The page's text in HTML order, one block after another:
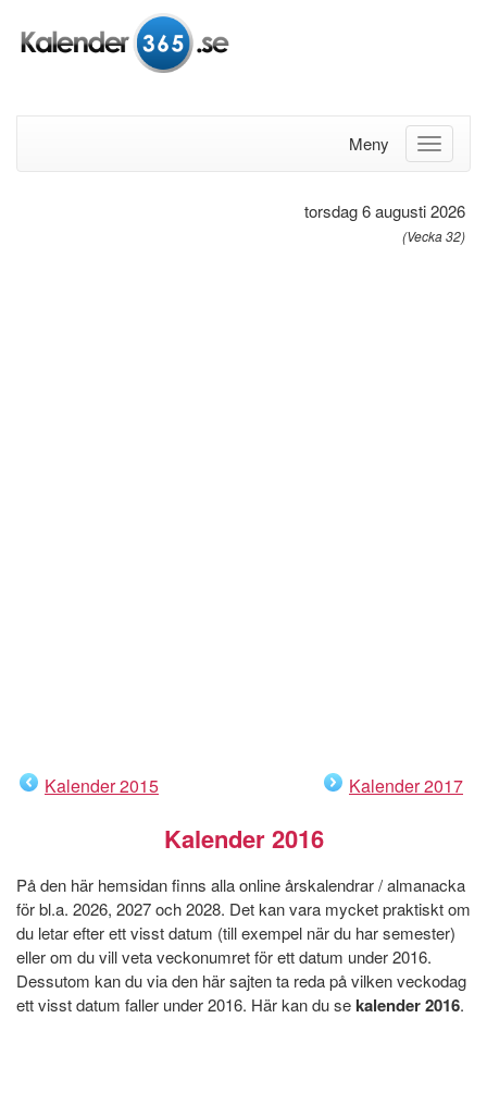
Meny
torsdag 6 augusti 2026
(Vecka 32)
Kalender 2015 Kalender 2017
Kalender 2016
På den här hemsidan finns alla online årskalendrar / almanacka
för bl.a. 2026, 2027 och 2028. Det kan vara mycket praktiskt om
du letar efter ett visst datum (till exempel när du har semester)
eller om du vill veta veckonumret för ett datum under 2016.
Dessutom kan du via den här sajten ta reda på vilken veckodag
ett visst datum faller under 2016. Här kan du sekalender 2016.